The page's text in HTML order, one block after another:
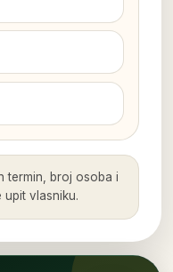
termin, broj osoba i
upit vlasniku.